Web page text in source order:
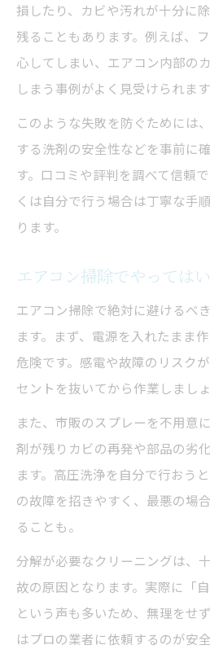
損したり、カビや汚れが十分に
残ることもあります。例えば、
心してしまい、エアコン内部の
しまう事例がよく見受けられます
このような失敗を防ぐためには
する洗剤の安全性などを事前に
す。口コミや評判を調べて信頼
くは自分で行う場合は丁寧な手
ります。
エアコン掃除でやっては
エアコン掃除で絶対に避けるべ
ます。まず、電源を入れたまま
危険です。感電や故障のリスク
セントを抜いてから作業しましょ
また、市販のスプレーを不用意
剤が残りカビの再発や部品の劣
ます。高圧洗浄を自分で行おう
の故障を招きやすく、最悪の場
ることも。
分解が必要なクリーニングは、
故の原因となります。実際に「
という声も多いため、無理をせ
はプロの業者に依頼するのが安全